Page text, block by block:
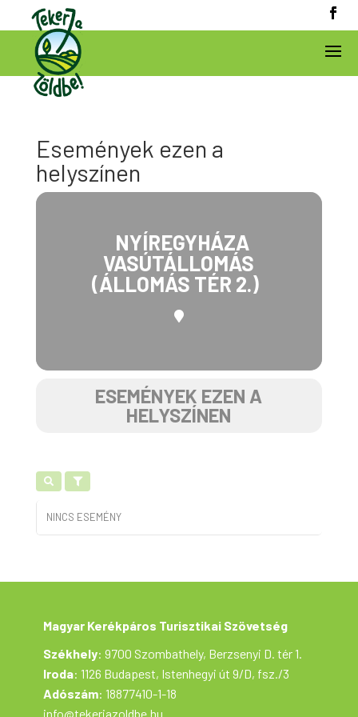
Események ezen a
helyszínen
NYÍREGYHÁZA
VASÚTÁLLOMÁS
(ÁLLOMÁS TÉR 2.)
ESEMÉNYEK EZEN A
HELYSZÍNEN
NINCS ESEMÉNY
Magyar Kerékpáros Turisztikai Szövetség
Székhely: 9700 Szombathely, Berzsenyi D. tér 1.
Iroda: 1126 Budapest, Istenhegyi út 9/D, fsz./3
Adószám: 18877410-1-18
info@tekerjazoldbe.hu